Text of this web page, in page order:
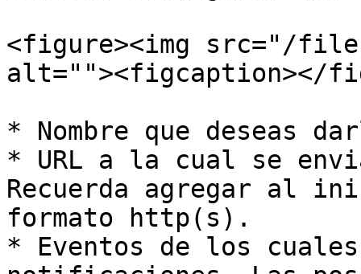
<figure><img src="/files/
alt=""><figcaption></
* Nombre que deseas
* URL a la cual se
Recuerda agregar al
formato http(s).
* Eventos de los